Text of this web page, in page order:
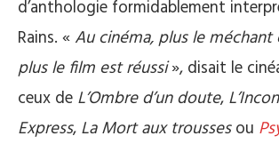
d’anthologie formidablement
Rains. « Au cinéma, plus le
plus le film est réussi», disait le
ceux de L’Ombre d’un doute,
Express, La Mort aux troussesou